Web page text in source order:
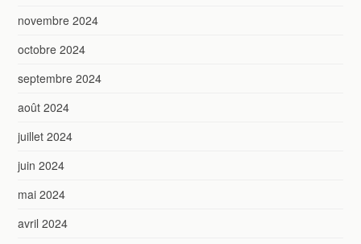
novembre 2024
octobre 2024
septembre 2024
août 2024
juillet 2024
juin 2024
mai 2024
avril 2024